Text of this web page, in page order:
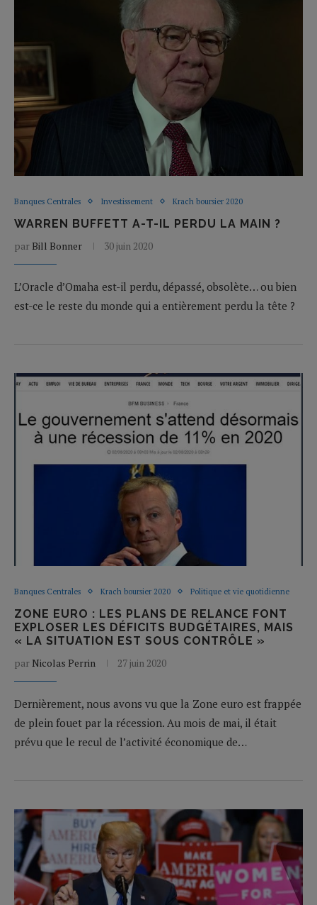
Banques Centrales Investissement Krach boursier 2020
WARREN BUFFETT A-T-IL PERDU LA MAIN ?
par Bill Bonner 30 juin 2020
L’Oracle d’Omaha est-il perdu, dépassé, obsolète… ou bien
est-ce le reste du monde qui a entièrement perdu la tête ?
Banques Centrales Krach boursier 2020 Politique et vie quotidienne
ZONE EURO : LES PLANS DE RELANCE FONT
EXPLOSER LES DÉFICITS BUDGÉTAIRES, MAIS
« LA SITUATION EST SOUS CONTRÔLE »
par Nicolas Perrin 27 juin 2020
Dernièrement, nous avons vu que la Zone euro est frappée
de plein fouet par la récession. Au mois de mai, il était
prévu que le recul de l’activité économique de…